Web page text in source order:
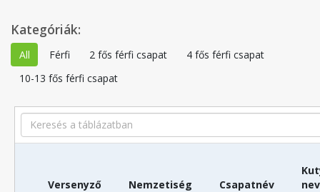
Kategóriák:
All Férfi 2 fős férfi csapat
4 fős férfi csapat
10-13 fős férfi csapat
Search
Versenyző Nemzetiség Csapatnév